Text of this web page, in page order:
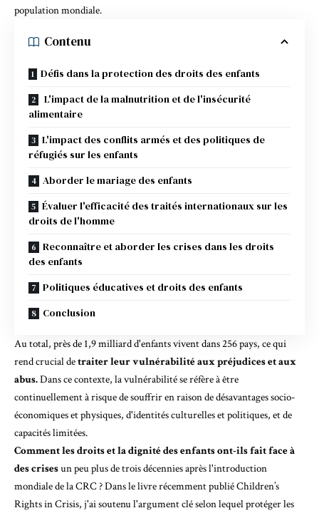
population mondiale.
Contenu
Défis dans la protection des droits des enfants
L'impact de la malnutrition et de l'insécurité
alimentaire
L'impact des conflits armés et des politiques de
réfugiés sur les enfants
Aborder le mariage des enfants
Évaluer l'efficacité des traités internationaux sur les
droits de l'homme
Reconnaître et aborder les crises dans les droits
des enfants
Politiques éducatives et droits des enfants
Conclusion
Au total, près de 1,9 milliard d'enfants vivent dans 256 pays, ce qui
rend crucial detraiter leur vulnérabilité aux préjudices et aux
abus.Dans ce contexte, la vulnérabilité se réfère àêtre
continuellement à risquede souffrir en raison de désavantages socio-
économiques et physiques, d'identités culturelles et politiques, et de
capacités limitées.
Comment les droits et la dignité des enfants ont-ils fait face à
des crisesun peu plus de trois décennies après l'introduction
mondiale de la CRC ? Dans le livre récemment publiéChildren’s
Rights in Crisis, j'ai soutenu l'argument clé selon lequel protéger les